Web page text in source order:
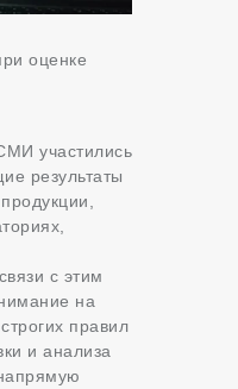
оценке
участились
результаты
с этим
на
правил
и анализа